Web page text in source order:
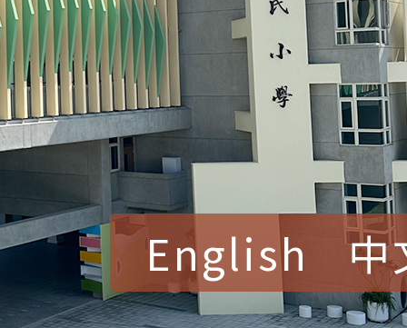
English 中
賀！本校參加桃園市中